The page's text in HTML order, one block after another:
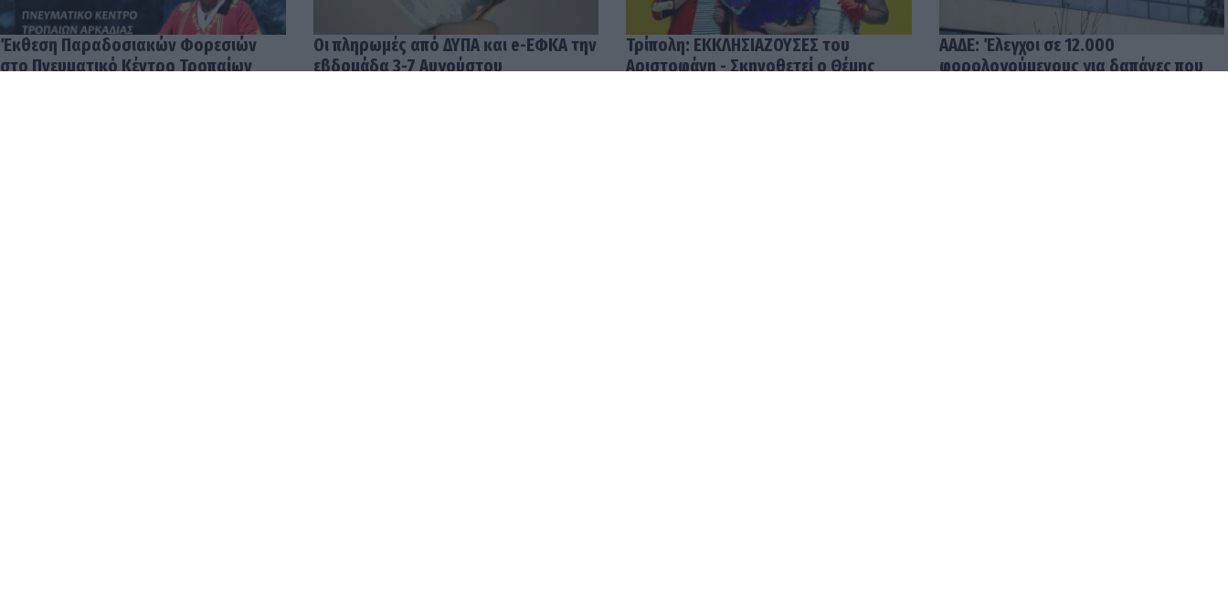
Έκθεση Παραδοσιακών Φορεσιών
στο Πνευματικό Κέντρο Τροπαίων
Οι πληρωμές από ΔΥΠΑ και e-ΕΦΚΑ την
εβδομάδα 3-7 Αυγούστου
Τρίπολη: ΕΚΚΛΗΣΙΑΖΟΥΣΕΣ του
Αριστοφάνη - Σκηνοθετεί ο Θέμης
ΑΑΔΕ: Έλεγχοι σε 12.000
φορολογούμενους για δαπάνες που